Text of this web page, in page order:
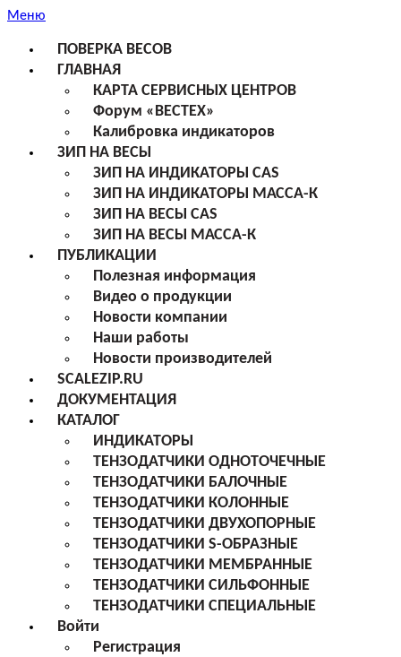
Меню
ПОВЕРКА ВЕСОВ
ГЛАВНАЯ
КАРТА СЕРВИСНЫХ ЦЕНТРОВ
Форум «ВЕСТЕХ»
Калибровка индикаторов
ЗИП НА ВЕСЫ
ЗИП НА ИНДИКАТОРЫ CAS
ЗИП НА ИНДИКАТОРЫ МАССА-К
ЗИП НА ВЕСЫ CAS
ЗИП НА ВЕСЫ МАССА-К
ПУБЛИКАЦИИ
Полезная информация
Видео о продукции
Новости компании
Наши работы
Новости производителей
SCALEZIP.RU
ДОКУМЕНТАЦИЯ
КАТАЛОГ
ИНДИКАТОРЫ
ТЕНЗОДАТЧИКИ ОДНОТОЧЕЧНЫЕ
ТЕНЗОДАТЧИКИ БАЛОЧНЫЕ
ТЕНЗОДАТЧИКИ КОЛОННЫЕ
ТЕНЗОДАТЧИКИ ДВУХОПОРНЫЕ
ТЕНЗОДАТЧИКИ S-ОБРАЗНЫЕ
ТЕНЗОДАТЧИКИ МЕМБРАННЫЕ
ТЕНЗОДАТЧИКИ СИЛЬФОННЫЕ
ТЕНЗОДАТЧИКИ СПЕЦИАЛЬНЫЕ
Войти
Регистрация